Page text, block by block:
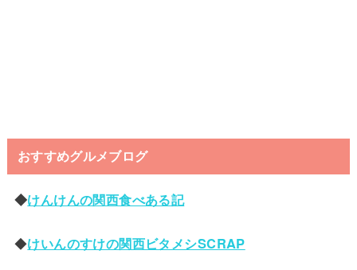
おすすめグルメブログ
◆けんけんの関西食べある記
◆けいんのすけの関西ビタメシSCRAP